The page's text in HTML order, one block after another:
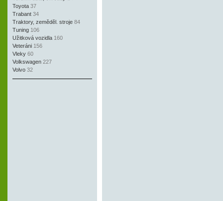
Toyota 37
Trabant 34
Traktory, zeměděl. stroje 84
Tuning 106
Užitková vozidla 160
Veteráni 156
Vleky 60
Volkswagen 227
Volvo 32